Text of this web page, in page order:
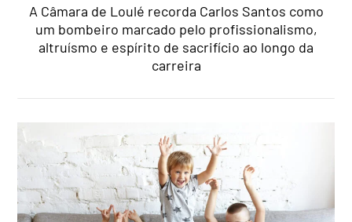
A Câmara de Loulé recorda Carlos Santos como
um bombeiro marcado pelo profissionalismo,
altruísmo e espírito de sacrifício ao longo da
carreira